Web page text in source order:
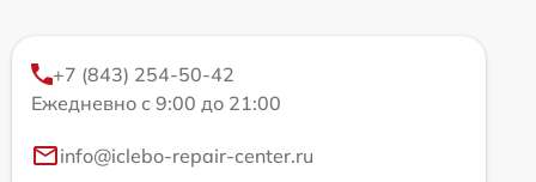
+7 (843) 254-50-42
Ежедневно с 9:00 до 21:00
info@iclebo-repair-center.ru